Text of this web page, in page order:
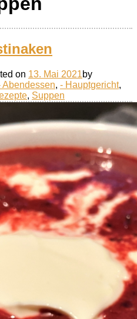
on 13. Mai 2021by
Abendessen, - Hauptgericht,
, Suppen